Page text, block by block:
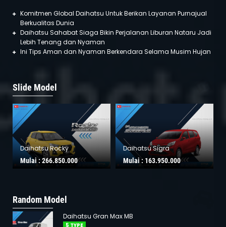
Komitmen Global Daihatsu Untuk Berikan Layanan Purnajual
Berkualitas Dunia
Daihatsu Sahabat Siaga Bikin Perjalanan Liburan Nataru Jadi
Lebih Tenang dan Nyaman
Ini Tips Aman dan Nyaman Berkendara Selama Musim Hujan
Slide Model
Daihatsu Rocky
Mulai :266.850.000
Daihatsu Sigra
Mulai : 163.950.000
Random Model
Daihatsu Gran Max MB
5 TYPE